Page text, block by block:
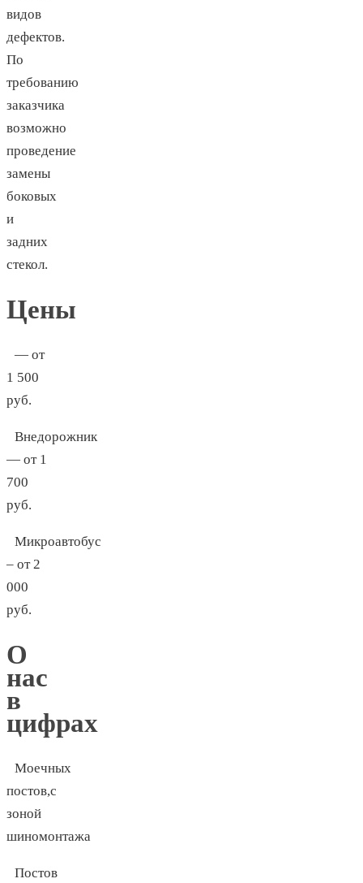
видов
дефектов.
По
требованию
заказчика
возможно
проведение
замены
боковых
и
задних
стекол.
Цены
— от
1 500
руб.
Внедорожник
— от 1
700
руб.
Микроавтобус
– от 2
000
руб.
О
нас
в
цифрах
Моечных
постов,с
зоной
шиномонтажа
Постов